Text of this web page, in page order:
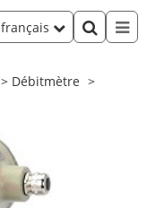
français
Débitmètre